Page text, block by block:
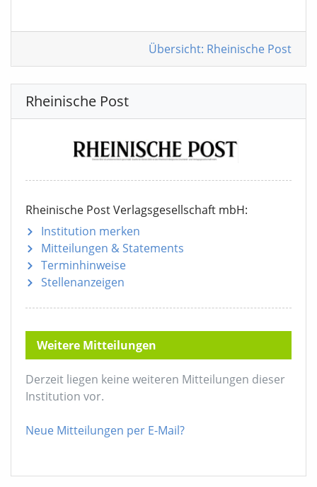
Übersicht: Rheinische Post
Rheinische Post
Rheinische Post Verlagsgesellschaft mbH:
Institution merken
Mitteilungen & Statements
Terminhinweise
Stellenanzeigen
Weitere Mitteilungen
Derzeit liegen keine weiteren Mitteilungen dieser
Institution vor.
Neue Mitteilungen per E-Mail?